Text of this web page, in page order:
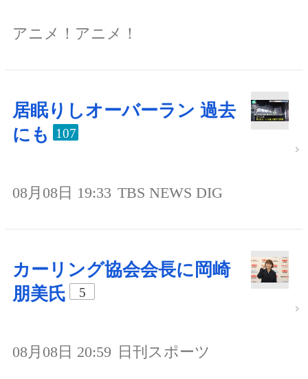
アニメ！アニメ！
居眠りしオーバーラン 過去
にも
107
08月08日 19:33 TBS NEWS DIG
カーリング協会会長に岡崎
朋美氏
5
08月08日 20:59 日刊スポーツ